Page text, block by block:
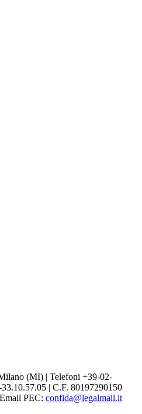
(MI) | Telefoni +39-02-
| C.F. 80197290150
PEC: confida@legalmail.it